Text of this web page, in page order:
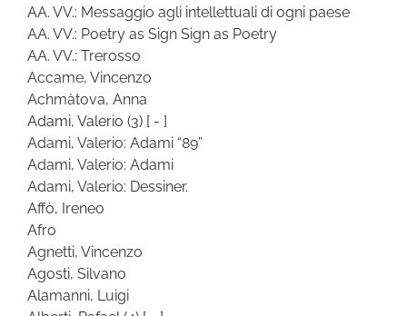
AA. VV.: Messaggio agli intellettuali di ogni paese
AA. VV.: Poetry as Sign Sign as Poetry
AA. VV.: Trerosso
Accame, Vincenzo
Achmàtova, Anna
Adami, Valerio (3) [ - ]
Adami, Valerio: Adami “89”
Adami, Valerio: Adami
Adami, Valerio: Dessiner.
Affò, Ireneo
Afro
Agnetti, Vincenzo
Agosti, Silvano
Alamanni, Luigi